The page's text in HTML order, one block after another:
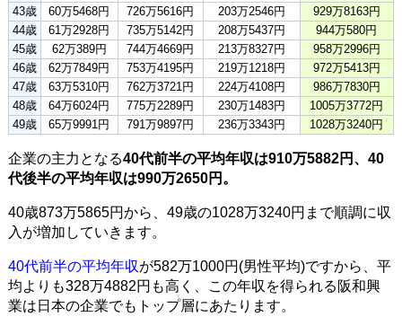
43歳
60万5468円 726万5616円 203万2546円
929万8163円
44歳
61万2928円 735万5142円 208万5437円
944万580円
45歳
62万389円 744万4669円 213万8327円
958万2996円
46歳
62万7849円 753万4195円 219万1218円
972万5413円
47歳
63万5310円 762万3721円 224万4108円
986万7830円
48歳
64万6024円 775万2289円 230万1483円
1005万3772円
49歳
65万9991円 791万9897円 236万3343円 1028万3240円
企業の主力となる40代前半の平均年収は910万5882円、40
代後半の平均年収は990万2650円。
40歳873万5865円から、49歳の1028万3240円まで順調に収
入が増加していきます。
40代前半の平均年収が582万1000円(男性平均)ですから、平
均よりも328万4882円も高く、この年収を得られる阪和興
業は日本の企業でもトップ層にあたります。